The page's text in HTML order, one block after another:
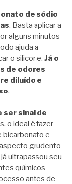
de sódio
. Basta aplicar a
alguns minutos
ajuda a
o silicone. Já o
de odores
diluído e
.
ser sinal de
o ideal é fazer
bicarbonato e
grudento
ultrapassou seu
químicos
antes de